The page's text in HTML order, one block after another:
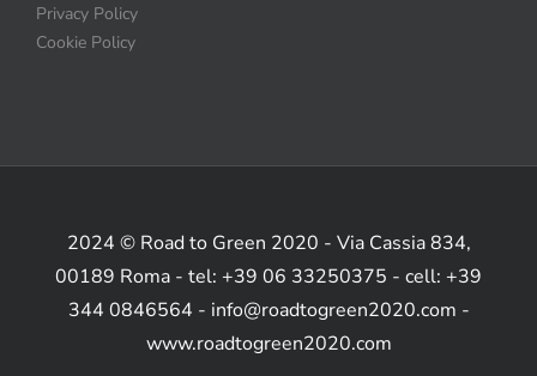
Privacy Policy
Cookie Policy
2024 © Road to Green 2020 - Via Cassia 834,
00189 Roma - tel: +39 06 33250375 - cell: +39
344 0846564 - info@roadtogreen2020.com -
www.roadtogreen2020.com